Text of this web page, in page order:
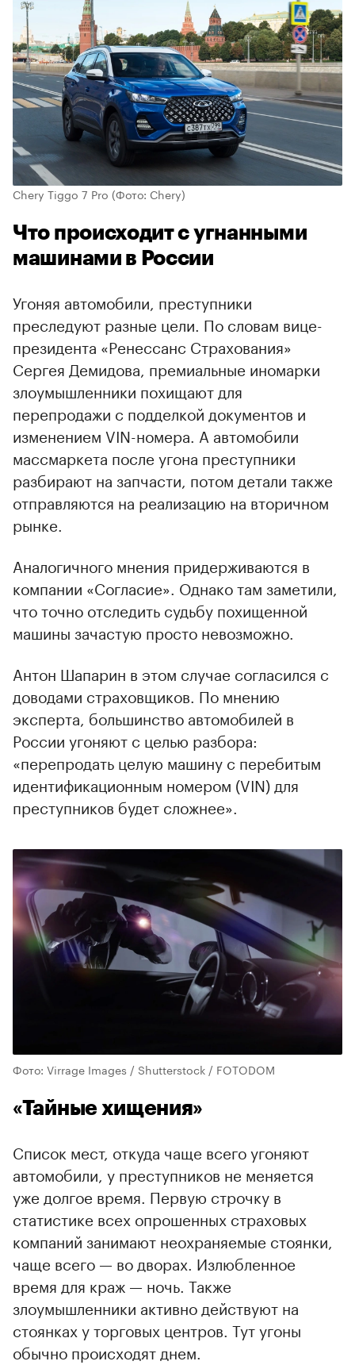
Chery Tiggo 7 Pro (Фото: Chery)
Что происходит с угнанными
машинами в России
Угоняя автомобили, преступники
преследуют разные цели. По словам вице-
президента «Ренессанс Страхования»
Сергея Демидова, премиальные иномарки
злоумышленники похищают для
перепродажи с подделкой документов и
изменением VIN-номера. А автомобили
массмаркета после угона преступники
разбирают на запчасти, потом детали также
отправляются на реализацию на вторичном
рынке.
Аналогичного мнения придерживаются в
компании «Согласие». Однако там заметили,
что точно отследить судьбу похищенной
машины зачастую просто невозможно.
Антон Шапарин в этом случае согласился с
доводами страховщиков. По мнению
эксперта, большинство автомобилей в
России угоняют с целью разбора:
«перепродать целую машину с перебитым
идентификационным номером (VIN) для
преступников будет сложнее».
Фото: Virrage Images / Shutterstock / FOTODOM
«Тайные хищения»
Список мест, откуда чаще всего угоняют
автомобили, у преступников не меняется
уже долгое время. Первую строчку в
статистике всех опрошенных страховых
компаний занимают неохраняемые стоянки,
чаще всего — во дворах. Излюбленное
время для краж — ночь. Также
злоумышленники активно действуют на
стоянках у торговых центров. Тут угоны
обычно происходят днем.